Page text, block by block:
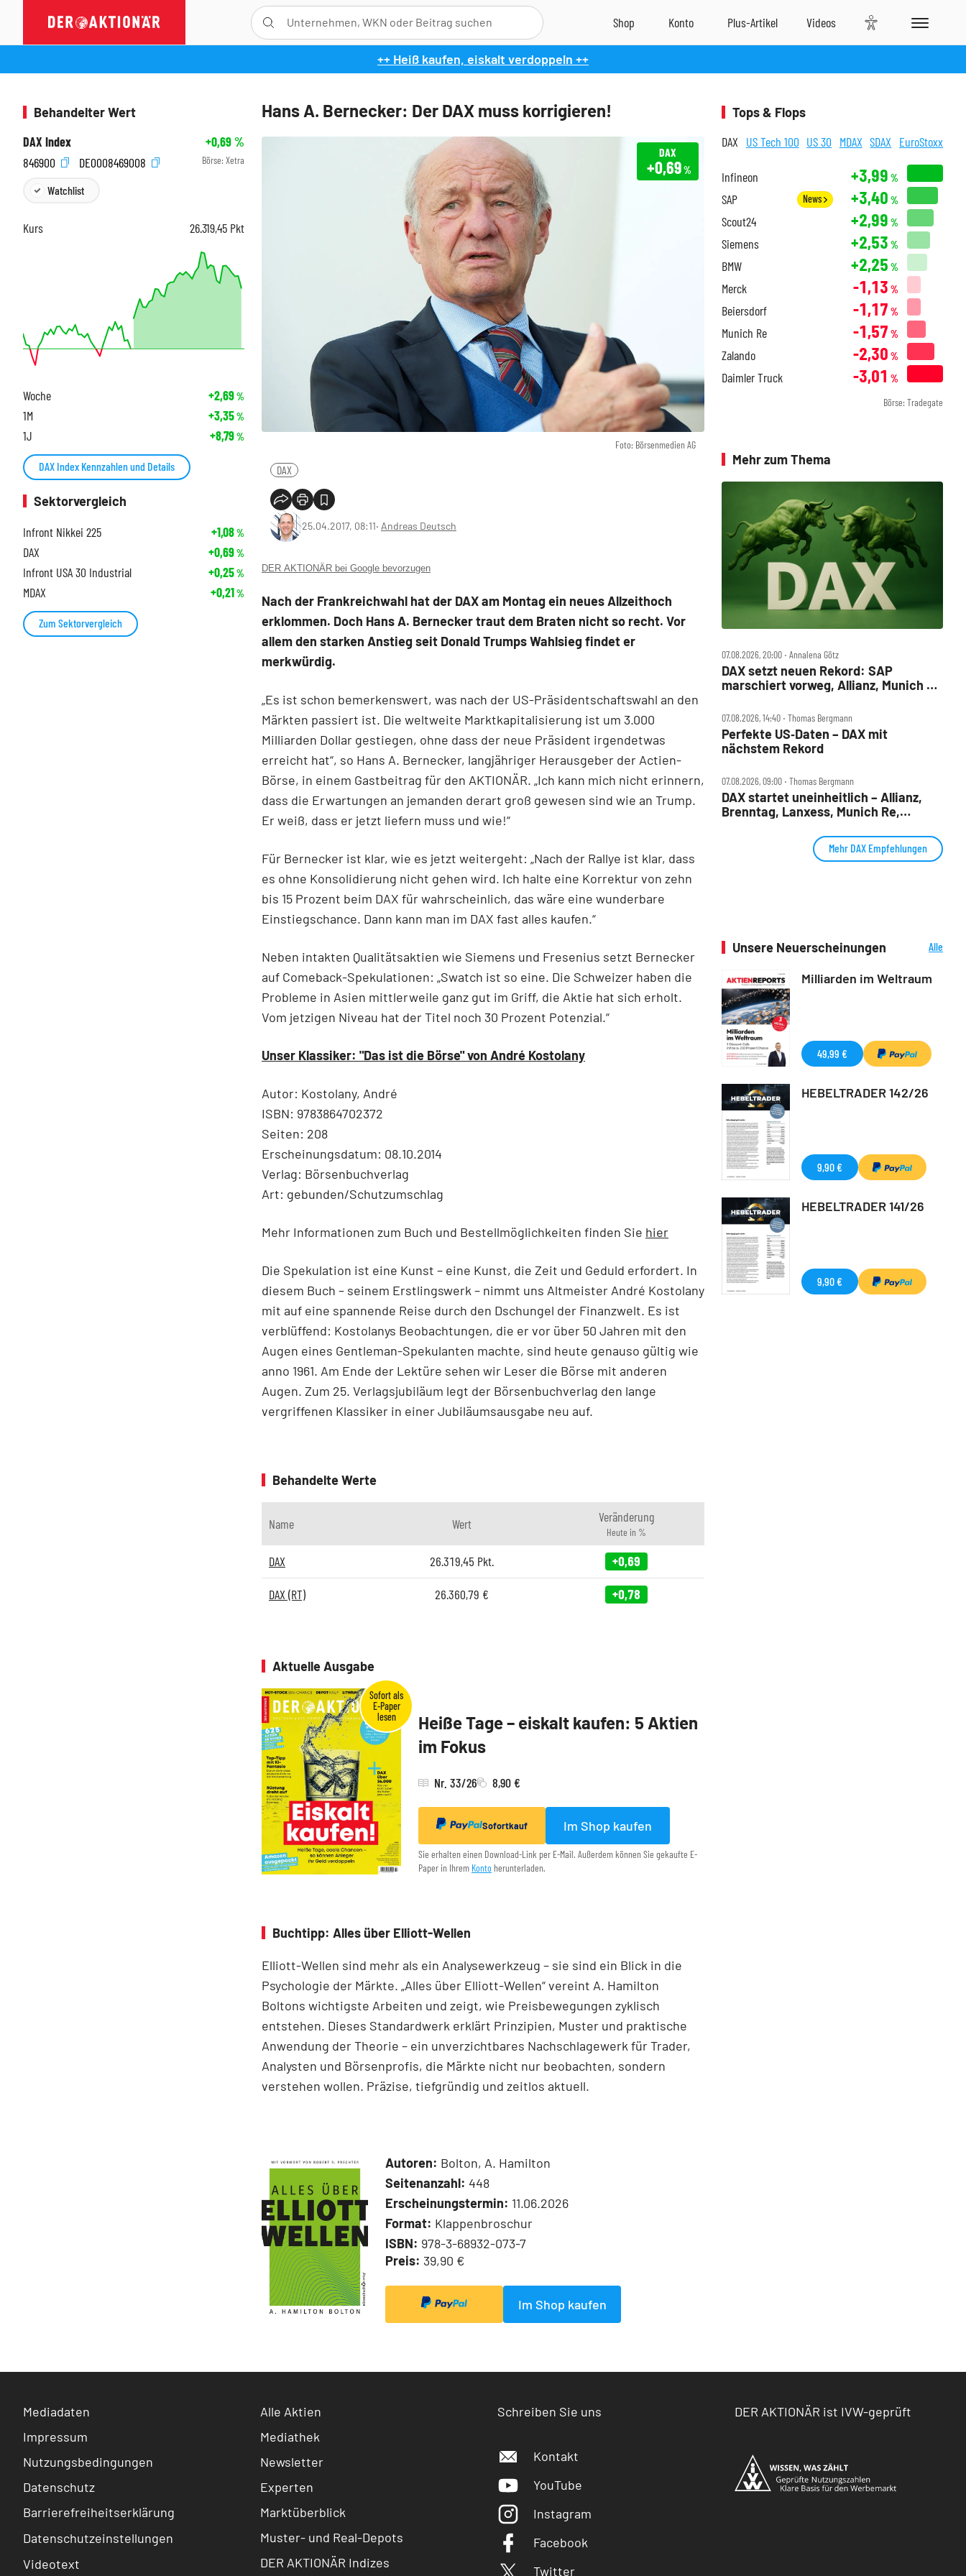
++ Heiß kaufen, eiskalt verdoppeln ++
Hans A. Bernecker: Der DAX muss korrigieren!
Foto: Börsenmedien AG
DAX
+0,69%
DAX
25.04.2017, 08:11‧ Andreas Deutsch
DER AKTIONÄR bei Google bevorzugen
Nach der Frankreichwahl hat der DAX am Montag ein neues Allzeithoch
erklommen. Doch Hans A. Bernecker traut dem Braten nicht so recht. Vor
allem den starken Anstieg seit Donald Trumps Wahlsieg findet er
merkwürdig.
„Es ist schon bemerkenswert, was nach der US-Präsidentschaftswahl an den
Märkten passiert ist. Die weltweite Marktkapitalisierung ist um 3.000
Milliarden Dollar gestiegen, ohne dass der neue Präsident irgendetwas
erreicht hat“, so Hans A. Bernecker, langjähriger Herausgeber der Actien-
Börse, in einem Gastbeitrag für den AKTIONÄR. „Ich kann mich nicht erinnern,
dass die Erwartungen an jemanden derart groß gewesen sind wie an Trump.
Er weiß, dass er jetzt liefern muss und wie!“
Für Bernecker ist klar, wie es jetzt weitergeht: „Nach der Rallye ist klar, dass
es ohne Konsolidierung nicht gehen wird. Ich halte eine Korrektur von zehn
bis 15 Prozent beim DAX für wahrscheinlich, das wäre eine wunderbare
Einstiegschance. Dann kann man im DAX fast alles kaufen.“
Neben intakten Qualitätsaktien wie Siemens und Fresenius setzt Bernecker
auf Comeback-Spekulationen: „Swatch ist so eine. Die Schweizer haben die
Probleme in Asien mittlerweile ganz gut im Griff, die Aktie hat sich erholt.
Vom jetzigen Niveau hat der Titel noch 30 Prozent Potenzial.“
Unser Klassiker: "Das ist die Börse" von André Kostolany
Autor: Kostolany, André
ISBN: 9783864702372
Seiten: 208
Erscheinungsdatum: 08.10.2014
Verlag: Börsenbuchverlag
Art: gebunden/Schutzumschlag
Mehr Informationen zum Buch und Bestellmöglichkeiten finden Sie hier
Die Spekulation ist eine Kunst – eine Kunst, die Zeit und Geduld erfordert. In
diesem Buch – seinem Erstlingswerk – nimmt uns Altmeister André Kostolany
mit auf eine spannende Reise durch den Dschungel der Finanzwelt. Es ist
verblüffend: Kostolanys Beobachtungen, die er vor über 50 Jahren mit den
Augen eines Gentleman-Spekulanten machte, sind heute genauso gültig wie
anno 1961. Am Ende der Lektüre sehen wir Leser die Börse mit anderen
Augen. Zum 25. Verlagsjubiläum legt der Börsenbuchverlag den lange
vergriffenen Klassiker in einer Jubiläumsausgabe neu auf.
Behandelte Werte
Name Wert Veränderung
Heute in %
DAX 26.319,45 Pkt. +0,69
DAX (RT) 26.360,79 € +0,78
Aktuelle Ausgabe
Heiße Tage – eiskalt kaufen: 5 Aktien
im Fokus
Nr. 33/26 8,90 €
Sofortkauf Im Shop kaufen
Sie erhalten einen Download-Link per E-Mail. Außerdem können Sie gekaufte E-
Paper in Ihrem Konto herunterladen.
Buchtipp: Alles über Elliott-Wellen
Elliott-Wellen sind mehr als ein Analysewerkzeug – sie sind ein Blick in die
Psychologie der Märkte. „Alles über Elliott-Wellen“ vereint A. Hamilton
Boltons wichtigste Arbeiten und zeigt, wie Preisbewegungen zyklisch
entstehen. Dieses Standardwerk erklärt Prinzipien, Muster und praktische
Anwendung der Theorie – ein unverzichtbares Nachschlagewerk für Trader,
Analysten und Börsenprofis, die Märkte nicht nur beobachten, sondern
verstehen wollen. Präzise, tiefgründig und zeitlos aktuell.
Autoren: Bolton, A. Hamilton
Seitenanzahl: 448
Erscheinungstermin: 11.06.2026
Format: Klappenbroschur
ISBN: 978-3-68932-073-7
Preis: 39,90 €
Im Shop kaufen
Behandelter Wert
DAX Index
+0,69%
846900
DE0008469008 Börse: Xetra
Watchlist
Kurs 26.319,45 Pkt
Woche +2,69%
1M +3,35%
1J +8,79%
DAX Index Kennzahlen und Details
Sektorvergleich
Infront Nikkei 225
+1,08%
DAX +0,69%
Infront USA 30 Industrial +0,25%
MDAX +0,21%
Zum Sektorvergleich
Tops & Flops
DAX US Tech 100 US 30 MDAX SDAX EuroStoxx
Infineon +3,99 %
SAP News +3,40 %
Scout24 +2,99 %
Siemens +2,53 %
BMW +2,25 %
Merck -1,13 %
Beiersdorf -1,17 %
Munich Re -1,57 %
Zalando -2,30 %
Daimler Truck -3,01 %
Börse: Tradegate
Mehr zum Thema
07.08.2026, 20:00 ‧ Annalena Götz
DAX setzt neuen Rekord: SAP
marschiert vorweg, Allianz, Munich Re
07.08.2026, 14:40 ‧ Thomas Bergmann
Perfekte US‑Daten – DAX mit
nächstem Rekord
07.08.2026, 09:00 ‧ Thomas Bergmann
DAX startet uneinheitlich – Allianz,
Brenntag, Lanxess, Munich Re,
Mehr DAX Empfehlungen
Unsere Neuerscheinungen
Alle
Milliarden im Weltraum
49,99 €
HEBELTRADER 142/26
9,90 €
HEBELTRADER 141/26
9,90 €
Mediadaten
Impressum
Nutzungsbedingungen
Datenschutz
Barrierefreiheitserklärung
Datenschutzeinstellungen
Videotext
Alle Aktien
Mediathek
Newsletter
Experten
Marktüberblick
Muster- und Real-Depots
DER AKTIONÄR Indizes
Schreiben Sie uns
Kontakt
YouTube
Instagram
Facebook
Twitter
DER AKTIONÄR ist IVW-geprüft